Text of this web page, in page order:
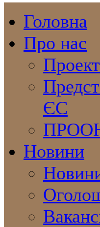
Головна
Про нас
ЄС
ПРООН
Новини